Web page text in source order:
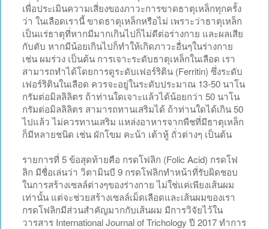
เพื่อประเมินความเสี่ยงของภาวะการขาดธาตุเหล็กทุกครั้ง
ว่า ในเลือดเรานี้ ขาดธาตุเหล็กหรือไม่ เพราะว่าธาตุเหล็ก
เป็นแร่ธาตุที่หากมีมากเกินไปก็ไม่ดีต่อร่างกาย และผลเสีย
กับตับ หากมีน้อยเกินไปก็ทำให้เกิดภาวะอื่นๆในร่างกาย
เช่น ผมร่วง เป็นต้น การเจาะระดับธาตุเหล็กในเลือด เรา
สามารถทำได้โดยการดูระดับเฟอร์ริติน (Ferritin) ซึ่งระดับ
เฟอร์ริตินในเลือด ควรจะอยู่ในระดับประมาณ 13-50 นาโน
กรัมต่อมิลลิลิตร ถ้าท่านใดเจาะแล้วได้น้อยกว่า 50 นาโน
กรัมต่อมิลลิลิตร สามารถทานเสริมได้ ถ้าท่านใดได้เกิน 50
ไปแล้ว ไม่ควรทานเสริม แหล่งอาหารจากพืชที่มีธาตุเหล็ก
ก็มีหลายชนิด เช่น ผักโขม คะน้า เต้าหู้ ถั่วต่างๆ เป็นต้น
รายการที่ 5 ข้อสุดท้ายคือ กรดโฟลิก (Folic Acid) กรดโฟ
ลิก มีชื่อเล่นว่า วิตามินบี 9 กรดโฟลิกทำหน้าที่รับผิดชอบ
ในการสร้างเซลล์ต่างๆของร่างกาย ไม่ใช่แค่เพียงเส้นผม
เท่านั้น แต่จะช่วยสร้างเซลล์เม็ดเลือดและเส้นผมของเรา
กรดโฟลิกมีส่วนสำคัญมากกับเส้นผม มีการวิจัยไว้ใน
วารสาร International Journal of Trichology ปี 2017 ทำการ